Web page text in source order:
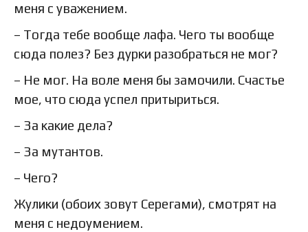
меня с уважением.
– Тогда тебе вообще лафа. Чего ты вообще
сюда полез? Без дурки разобраться не мог?
– Не мог. На воле меня бы замочили. Счастье
мое, что сюда успел притыриться.
– За какие дела?
– За мутантов.
– Чего?
Жулики (обоих зовут Серегами), смотрят на
меня с недоумением.